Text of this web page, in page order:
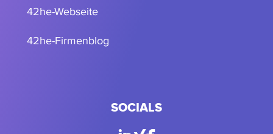
42he-Webseite
42he-Firmenblog
SOCIALS